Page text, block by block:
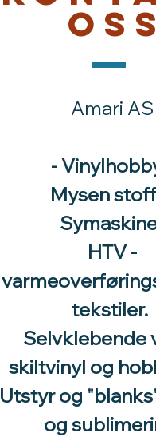
oss
Amari AS
-
Mysen
HTV -
tekstiler.
Selvklebende
skiltvinyl og
Utstyr og
og